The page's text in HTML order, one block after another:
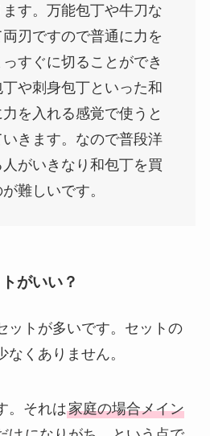
す。万能包丁や牛刀な
刃ですので普通に力を
すぐに切ることができ
や刺身包丁といった和
を入れる感覚で使うと
きます。なので普段洋
がいきなり和包丁を買
難しいです。
がいい？
ットが多いです。セットの
くありません。
。それは家庭の場合メイン